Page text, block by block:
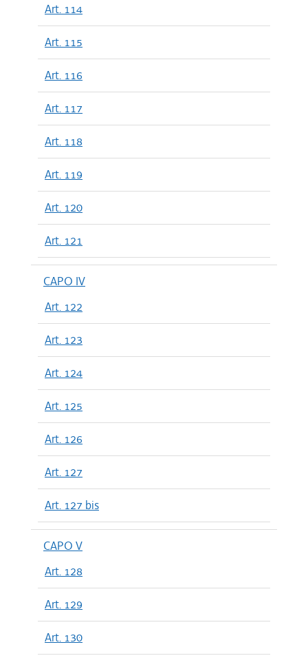
Art. 114
Art. 115
Art. 116
Art. 117
Art. 118
Art. 119
Art. 120
Art. 121
CAPO IV
Art. 122
Art. 123
Art. 124
Art. 125
Art. 126
Art. 127
Art. 127 bis
CAPO V
Art. 128
Art. 129
Art. 130